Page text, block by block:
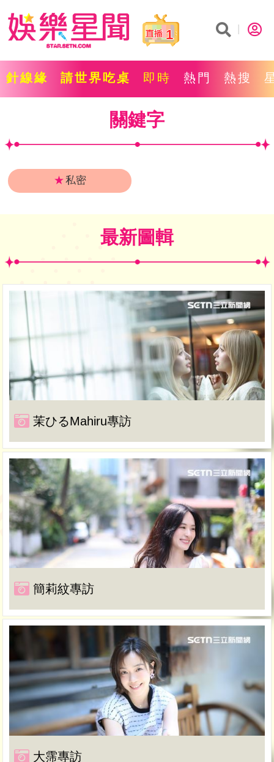
1
針線緣 請世界吃桌 即時 熱門 熱搜
關鍵字
★私密
最新圖輯
茉ひるMahiru專訪
簡莉紋專訪
大霈專訪